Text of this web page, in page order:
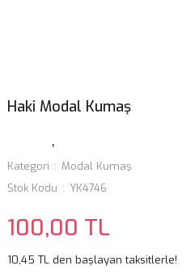
Haki Modal Kumaş
Kategori
Modal Kumaş
Stok Kodu
YK4746
100,00 TL
10,45 TL den başlayan taksitlerle!